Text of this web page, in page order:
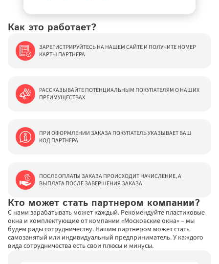
Как это работает?
ЗАРЕГИСТРИРУЙТЕСЬ НА НАШЕМ САЙТЕ И ПОЛУЧИТЕ НОМЕР
КАРТЫ ПАРТНЕРА
РАССКАЗЫВАЙТЕ ПОТЕНЦИАЛЬНЫМ ПОКУПАТЕЛЯМ О НАШИХ
ПРЕИМУЩЕСТВАХ
ПРИ ОФОРМЛЕНИИ ЗАКАЗА ПОКУПАТЕЛЬ УКАЗЫВАЕТ ВАШ
КОД ПАРТНЕРА
ПОСЛЕ ОПЛАТЫ ЗАКАЗА ПРОИСХОДИТ НАЧИСЛЕНИЕ, А
ВЫПЛАТА ПОСЛЕ ЗАВЕРШЕНИЯ ЗАКАЗА
Кто может стать партнером компании?
С нами зарабатывать может каждый. Рекомендуйте пластиковые
окна и комплектующие от компании «Московские окна» – мы
будем рады сотрудничеству. Нашим партнером может стать
самозанятый или индивидуальный предприниматель. У каждого
вида сотрудничества есть свои плюсы и минусы.